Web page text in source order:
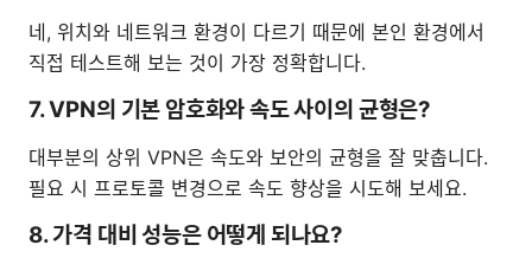
네, 위치와 네트워크 환경이 다르기 때문에 본인 환경에서
직접 테스트해 보는 것이 가장 정확합니다.
7. VPN의 기본 암호화와 속도 사이의 균형은?
대부분의 상위 VPN은 속도와 보안의 균형을 잘 맞춥니다.
필요 시 프로토콜 변경으로 속도 향상을 시도해 보세요.
8. 가격 대비 성능은 어떻게 되나요?